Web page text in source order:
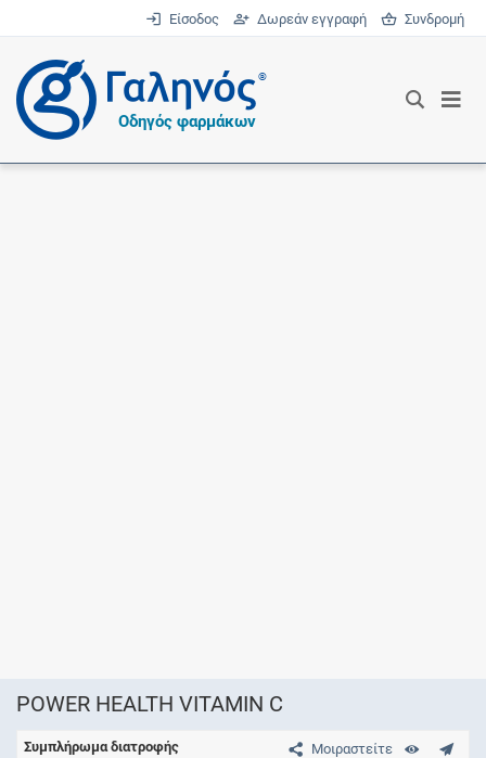
Είσοδος Δωρεάν εγγραφή Συνδρομή
®
Οδηγός φαρμάκων
POWER HEALTH VITAMIN C
Μοιραστείτε
Συμπλήρωμα διατροφής